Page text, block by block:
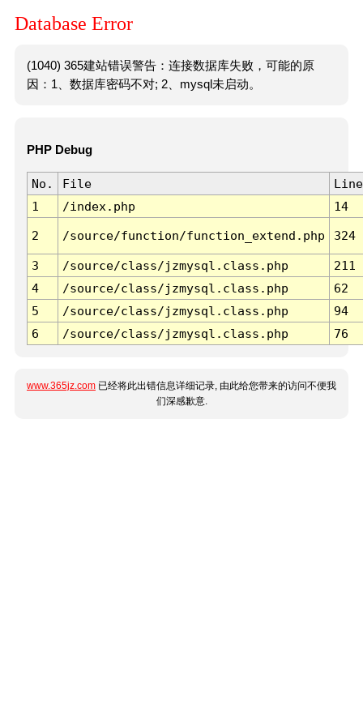
Database Error
(1040) 365建站错误警告：连接数据库失败，可能的原
因：1、数据库密码不对; 2、mysql未启动。
PHP Debug
No. File
Line
1
/index.php 14
2 /source/function/function_extend.php 324
3 /source/class/jzmysql.class.php
211
4
/source/class/jzmysql.class.php
62
5
/source/class/jzmysql.class.php
94
6
/source/class/jzmysql.class.php 76
www.365jz.com 已经将此出错信息详细记录, 由此给您带来的访问不便我
们深感歉意.